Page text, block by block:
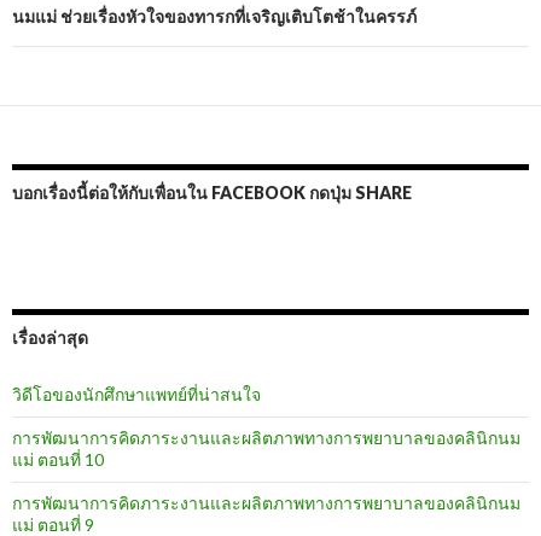
นมแม่ ช่วยเรื่องหัวใจของทารกที่เจริญเติบโตช้าในครรภ์
บอกเรื่องนี้ต่อให้กับเพื่อนใน FACEBOOK กดปุ่ม SHARE
เรื่องล่าสุด
วิดีโอของนักศึกษาแพทย์ที่น่าสนใจ
การพัฒนาการคิดภาระงานและผลิตภาพทางการพยาบาลของคลินิกนม
แม่ ตอนที่ 10
การพัฒนาการคิดภาระงานและผลิตภาพทางการพยาบาลของคลินิกนม
แม่ ตอนที่ 9